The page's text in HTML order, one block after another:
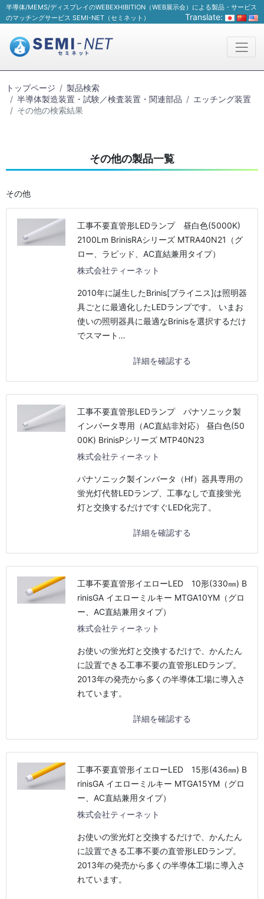
半導体/MEMS/ディスプレイのWEBEXHIBITION（WEB展示会）による製品・サービス
のマッチングサービス SEMI-NET（セミネット）
Translate:
トップページ
製品検索
半導体製造装置・試験／検査装置・関連部品
エッチング装置
その他の検索結果
その他の製品一覧
その他
工事不要直管形LEDランプ 昼白色(5000K)
2100Lm BrinisRAシリーズ MTRA40N21（グ
ロー、ラピッド、AC直結兼用タイプ）
株式会社ティーネット
2010年に誕生したBrinis[ブライニス]は照明器
具ごとに最適化したLEDランプです。 いまお
使いの照明器具に最適なBrinisを選択するだけ
でスマート…
詳細を確認する
工事不要直管形LEDランプ パナソニック製
インバータ専用（AC直結非対応） 昼白色(50
00K) BrinisPシリーズ MTP40N23
株式会社ティーネット
パナソニック製インバータ（Hf）器具専用の
蛍光灯代替LEDランプ、工事なしで直接蛍光
灯と交換するだけですぐLED化完了。
詳細を確認する
工事不要直管形イエローLED 10形(330㎜) B
rinisGA イエローミルキー MTGA10YM（グロ
ー、AC直結兼用タイプ）
株式会社ティーネット
お使いの蛍光灯と交換するだけで、かんたん
に設置できる工事不要の直管形LEDランプ。
2013年の発売から多くの半導体工場に導入さ
れています。
詳細を確認する
工事不要直管形イエローLED 15形(436㎜) B
rinisGA イエローミルキー MTGA15YM（グロ
ー、AC直結兼用タイプ）
株式会社ティーネット
お使いの蛍光灯と交換するだけで、かんたん
に設置できる工事不要の直管形LEDランプ。
2013年の発売から多くの半導体工場に導入さ
れています。